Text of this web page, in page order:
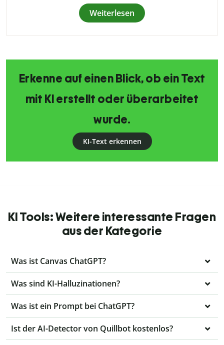
Weiterlesen
Erkenne auf einen Blick, ob ein Text
mit KI erstellt oder überarbeitet
wurde.
KI-Text erkennen
KI Tools: Weitere interessante Fragen
aus der Kategorie
Was ist Canvas ChatGPT?
Was sind KI-Halluzinationen?
Was ist ein Prompt bei ChatGPT?
Ist der AI-Detector von Quillbot kostenlos?